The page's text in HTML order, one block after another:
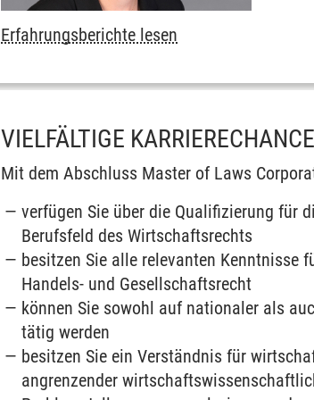
Erfahrungsberichte lesen
VIELFÄLTIGE
Mit dem Abschluss Master of Laws
verfügen Sie über die Qualifizierung für
Berufsfeld des Wirtschaftsrechts
besitzen Sie alle relevanten Kenntnisse
Handels- und Gesellschaftsrecht
können Sie sowohl auf nationaler als
tätig werden
besitzen Sie ein Verständnis für
angrenzender